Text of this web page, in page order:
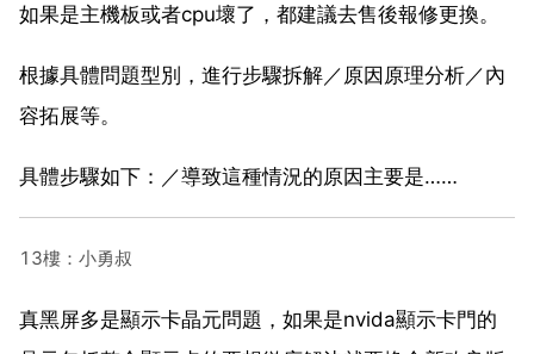
如果是主機板或者cpu壞了，都建議去售後報修更換。
根據具體問題型別，進行步驟拆解／原因原理分析／內
容拓展等。
具體步驟如下：／導致這種情況的原因主要是……
13樓：小勇叔
真黑屏多是顯示卡晶元問題，如果是nvida顯示卡門的